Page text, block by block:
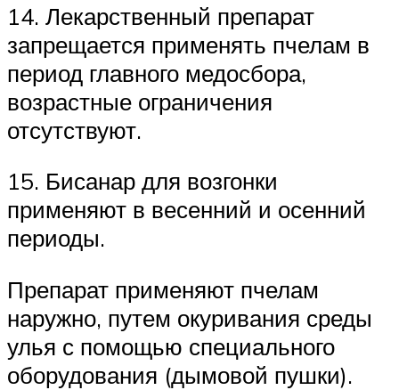
14. Лекарственный препарат
запрещается применять пчелам в
период главного медосбора,
возрастные ограничения
отсутствуют.
15. Бисанар для возгонки
применяют в весенний и осенний
периоды.
Препарат применяют пчелам
наружно, путем окуривания среды
улья с помощью специального
оборудования (дымовой пушки).